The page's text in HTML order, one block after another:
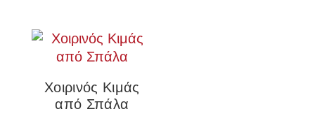
Χοιρινός Κιμάς
από Σπάλα